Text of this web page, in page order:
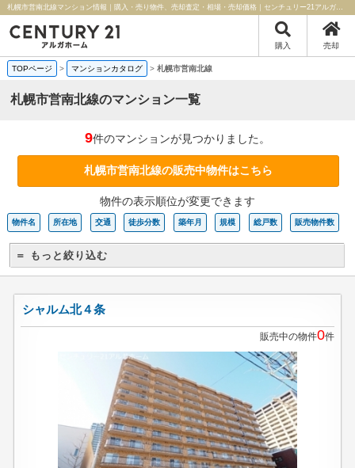
札幌市営南北線マンション情報｜購入・売り物件、売却査定・相場・売却価格｜センチュリー21アルガホーム
購入 売却
TOPページ > マンションカタログ > 札幌市営南北線
札幌市営南北線のマンション一覧
9件のマンションが見つかりました。
札幌市営南北線の販売中物件はこちら
物件の表示順位が変更できます
物件名 所在地 交通 徒歩分数 築年月 規模 総戸数 販売物件数
＝ もっと絞り込む
シャルム北４条
販売中の物件0件